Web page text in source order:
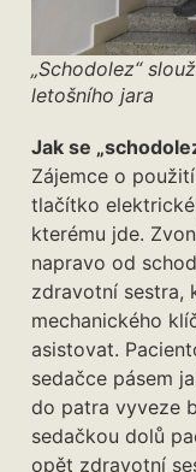
„Schodolez“
letošního jara
Jak se
Zájemce o
tlačítko
kterému jde.
napravo od
zdravotní sestra,
mechanického
asistovat.
sedačce pásem
do patra vyveze
sedačkou dolů
opět zdravotní